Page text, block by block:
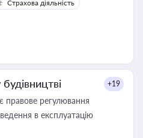
Страхова діяльність
+19
правове регулювання
в експлуатацію